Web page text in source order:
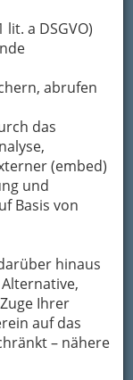
a DSGVO)
abrufen
das
(embed)
und
Basis von
hinaus
Alternative,
Ihrer
auf das
– nähere
Bezirke
alle
Dienstleistungen rund ums Thema Baum: Von der
bis
. Ich komme
kennen!